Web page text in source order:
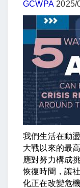
GCWPA 2025/
我們生活在動
大戰以來的最
應對努力構成
恢復時間，讓
化正在改變危